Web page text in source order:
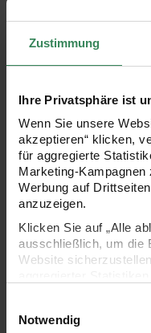
Zustimmung
Ihre Privatsphäre ist
Wenn Sie unsere
akzeptieren“ klicken,
für aggregierte
Marketing-
Werbung auf
anzuzeigen.
Klicken Sie auf „Alle
ausschließlich, um die
Website
Ihre Einwilligung ist
Notwendig
012 Marine
012
Marine
019 Schiefer
019
Schiefer
013
Anthrazit